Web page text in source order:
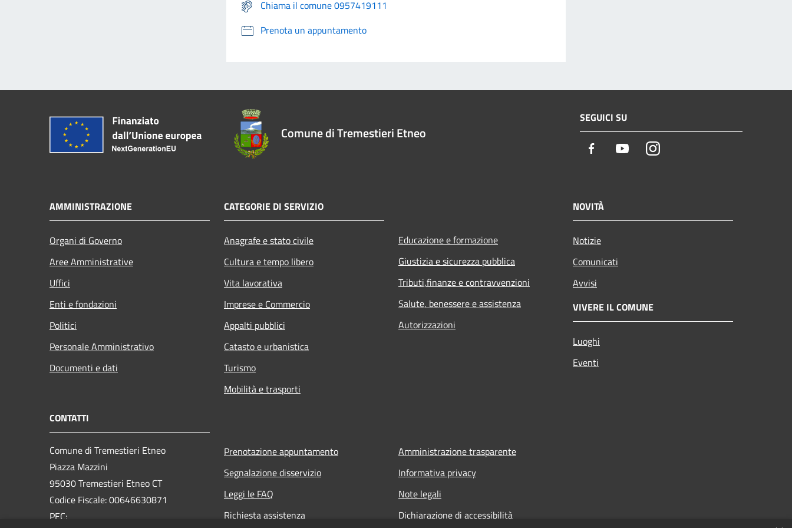
Chiama il comune 0957419111
Prenota un appuntamento
Comune di Tremestieri Etneo
SEGUICI SU
Facebook YoutubeInstagram
AMMINISTRAZIONE
Organi di Governo
Aree Amministrative
Uffici
Enti e fondazioni
Politici
Personale Amministrativo
Documenti e dati
CATEGORIE DI SERVIZIO
Anagrafe e stato civile
Cultura e tempo libero
Vita lavorativa
Imprese e Commercio
Appalti pubblici
Catasto e urbanistica
Turismo
Mobilità e trasporti
Educazione e formazione
Giustizia e sicurezza pubblica
Tributi,finanze e contravvenzioni
Salute, benessere e assistenza
Autorizzazioni
NOVITÀ
Notizie
Comunicati
Avvisi
VIVERE IL COMUNE
Luoghi
Eventi
CONTATTI
Comune di Tremestieri Etneo
Piazza Mazzini
95030 Tremestieri Etneo CT
Codice Fiscale: 00646630871
PEC:
Prenotazione appuntamento
Segnalazione disservizio
Leggi le FAQ
Richiesta assistenza
Amministrazione trasparente
Informativa privacy
Note legali
Dichiarazione di accessibilità